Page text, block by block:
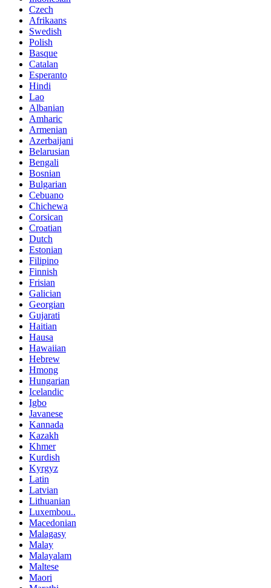
Czech
Afrikaans
Swedish
Polish
Basque
Catalan
Esperanto
Hindi
Lao
Albanian
Amharic
Armenian
Azerbaijani
Belarusian
Bengali
Bosnian
Bulgarian
Cebuano
Chichewa
Corsican
Croatian
Dutch
Estonian
Filipino
Finnish
Frisian
Galician
Georgian
Gujarati
Haitian
Hausa
Hawaiian
Hebrew
Hmong
Hungarian
Icelandic
Igbo
Javanese
Kannada
Kazakh
Khmer
Kurdish
Kyrgyz
Latin
Latvian
Lithuanian
Luxembou..
Macedonian
Malagasy
Malay
Malayalam
Maltese
Maori